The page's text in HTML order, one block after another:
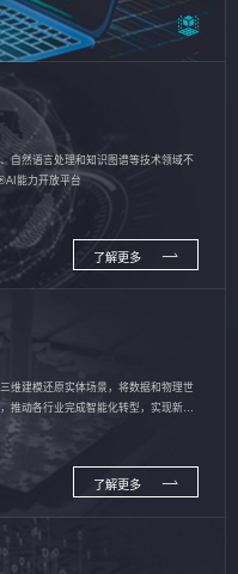
自然语言处理和知识图谱等技术领域不
能力开放平台
了解更多
维建模还原实体场景，将数据和物理世
推动各行业完成智能化转型，实现新旧
了解更多